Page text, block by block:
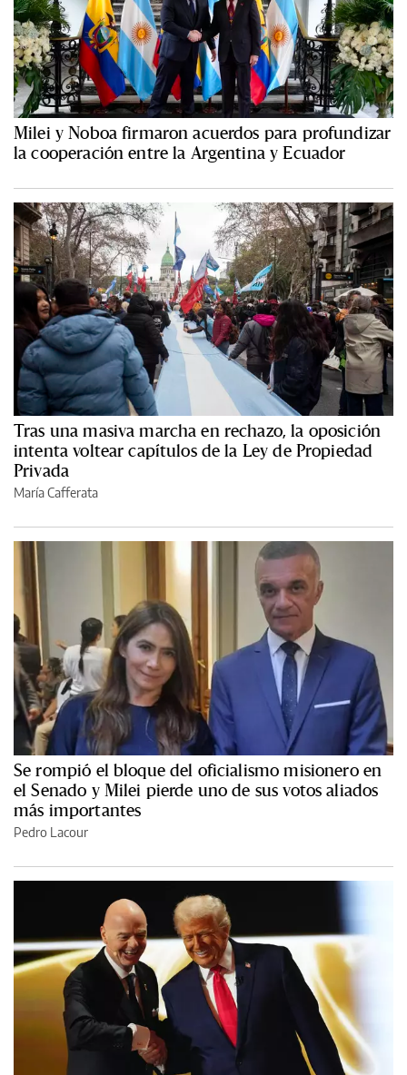
Milei y Noboa firmaron acuerdos para profundizar
la cooperación entre la Argentina y Ecuador
Tras una masiva marcha en rechazo, la oposición
intenta voltear capítulos de la Ley de Propiedad
Privada
María Cafferata
Se rompió el bloque del oficialismo misionero en
el Senado y Milei pierde uno de sus votos aliados
más importantes
Pedro Lacour